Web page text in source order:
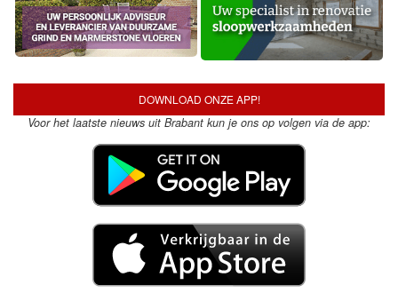
DOWNLOAD ONZE APP!
Voor het laatste nieuws uit Brabant kun je ons op volgen via de app: